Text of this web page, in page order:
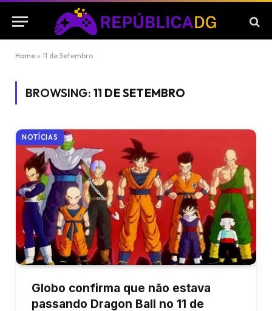
Home » 11 de Setembro
BROWSING: 11 DE SETEMBRO
NOTÍCIAS
Globo confirma que não estava
passando Dragon Ball no 11 de